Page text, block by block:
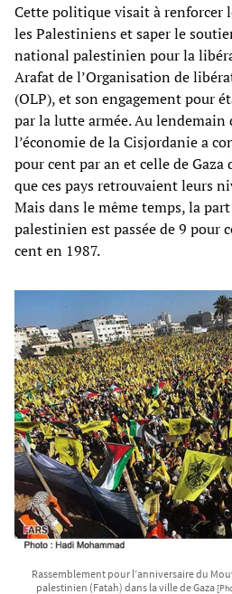
Cette politique visait à renforcer
les Palestiniens et saper le
national palestinien pour la
Arafat de l’Organisation de
(OLP), et son engagement pour
par la lutte armée. Au lendemain
l’économie de la Cisjordanie a
pour cent par an et celle de Gaza
que ces pays retrouvaient leurs
Mais dans le même temps, la
palestinien est passée de 9 pour
cent en 1987.
Rassemblement pour l’anniversaire du
palestinien (Fatah) dans la ville de Gaza